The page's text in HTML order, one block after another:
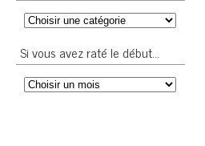
Si vous avez raté le début…